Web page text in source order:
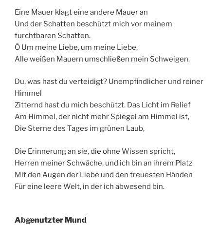
Eine Mauer klagt eine andere Mauer an
Und der Schatten beschützt mich vor meinem
furchtbaren Schatten.
Ô Um meine Liebe, um meine Liebe,
Alle weißen Mauern umschließen mein Schweigen.
Du, was hast du verteidigt? Unempfindlicher und reiner
Himmel
Zitternd hast du mich beschützt. Das Licht im Relief
Am Himmel, der nicht mehr Spiegel am Himmel ist,
Die Sterne des Tages im grünen Laub,
Die Erinnerung an sie, die ohne Wissen spricht,
Herren meiner Schwäche, und ich bin an ihrem Platz
Mit den Augen der Liebe und den treuesten Händen
Für eine leere Welt, in der ich abwesend bin.
Abgenutzter Mund